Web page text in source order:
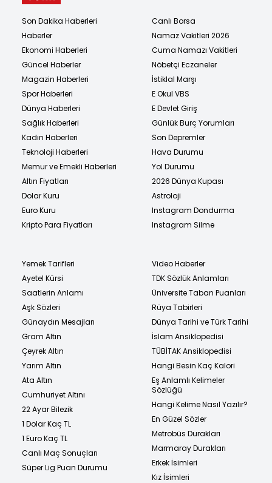
Son Dakika Haberleri
Haberler
Ekonomi Haberleri
Güncel Haberler
Magazin Haberleri
Spor Haberleri
Dünya Haberleri
Sağlık Haberleri
Kadın Haberleri
Teknoloji Haberleri
Memur ve Emekli Haberleri
Altın Fiyatları
Dolar Kuru
Euro Kuru
Kripto Para Fiyatları
Canlı Borsa
Namaz Vakitleri 2026
Cuma Namazı Vakitleri
Nöbetçi Eczaneler
İstiklal Marşı
E Okul VBS
E Devlet Giriş
Günlük Burç Yorumları
Son Depremler
Hava Durumu
Yol Durumu
2026 Dünya Kupası
Astroloji
Instagram Dondurma
Instagram Silme
Yemek Tarifleri
Ayetel Kürsi
Saatlerin Anlamı
Aşk Sözleri
Günaydın Mesajları
Gram Altın
Çeyrek Altın
Yarım Altın
Ata Altın
Cumhuriyet Altını
22 Ayar Bilezik
1 Dolar Kaç TL
1 Euro Kaç TL
Canlı Maç Sonuçları
Süper Lig Puan Durumu
Video Haberler
TDK Sözlük Anlamları
Üniversite Taban Puanları
Rüya Tabirleri
Dünya Tarihi ve Türk Tarihi
İslam Ansiklopedisi
TÜBİTAK Ansiklopedisi
Hangi Besin Kaç Kalori
Eş Anlamlı Kelimeler
Sözlüğü
Hangi Kelime Nasıl Yazılır?
En Güzel Sözler
Metrobüs Durakları
Marmaray Durakları
Erkek İsimleri
Kız İsimleri